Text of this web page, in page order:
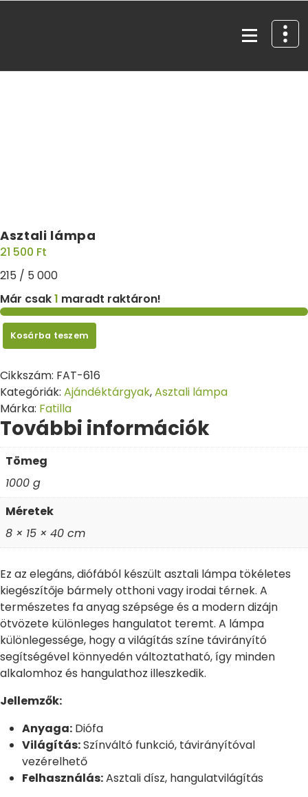
Asztali lámpa
21 500 Ft
215 / 5 000
Már csak1 maradt raktáron!
Kosárba teszem
Cikkszám: FAT-616
Kategóriák: Ajándéktárgyak,Asztali lámpa
Márka: Fatilla
További információk
Tömeg
1000 g
Méretek
8 × 15 × 40 cm
Ez az elegáns, diófából készült asztali lámpa tökéletes
kiegészítője bármely otthoni vagy irodai térnek. A
természetes fa anyag szépsége és a modern dizájn
ötvözete különleges hangulatot teremt. A lámpa
különlegessége, hogy a világítás színe távirányító
segítségével könnyedén változtatható, így minden
alkalomhoz és hangulathoz illeszkedik.
Jellemzők:
Anyaga: Diófa
Világítás:Színváltó funkció, távirányítóval
vezérelhető
Felhasználás:Asztali dísz, hangulatvilágítás